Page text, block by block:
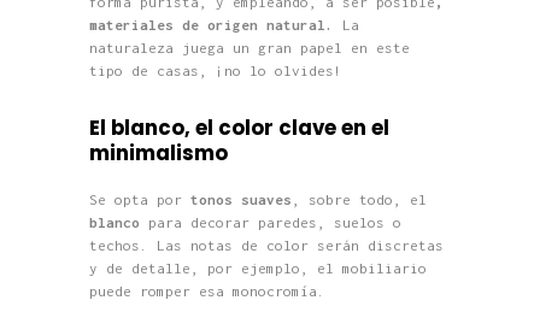
materiales de origen natural.
La
naturaleza juega un gran papel en este
tipo de casas, ¡no lo olvides!
El blanco, el color clave en el
minimalismo
Se opta por tonos suaves , sobre todo, el
blanco para decorar paredes, suelos o
techos. Las notas de color serán discretas
y de detalle, por ejemplo, el mobiliario
puede romper esa monocromía.